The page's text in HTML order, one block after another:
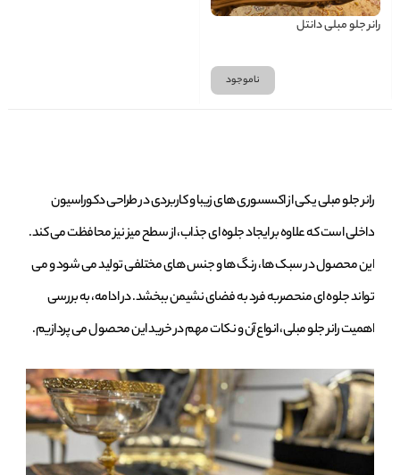
رانر جلو مبلی دانتل
ناموجود
رانر جلو مبلی یکی از اکسسوری‌ های زیبا و کاربردی در طراحی دکوراسیون
داخلی است که علاوه بر ایجاد جلوه‌ ای جذاب، از سطح میز نیز محافظت می‌ کند.
این محصول در سبک‌ ها، رنگ‌ ها و جنس‌ های مختلفی تولید می‌ شود و می‌
تواند جلوه‌ ای منحصربه‌ فرد به فضای نشیمن ببخشد. در ادامه، به بررسی
اهمیت رانر جلو مبلی، انواع آن و نکات مهم در خرید این محصول می‌ پردازیم.